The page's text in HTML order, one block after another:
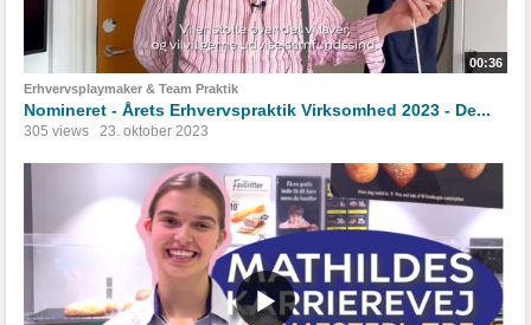
00:36
Erhvervsplaymaker & Team Praktik
Nomineret - Årets Erhvervspraktik Virksomhed 2023 - De...
305 views 23. oktober 2023